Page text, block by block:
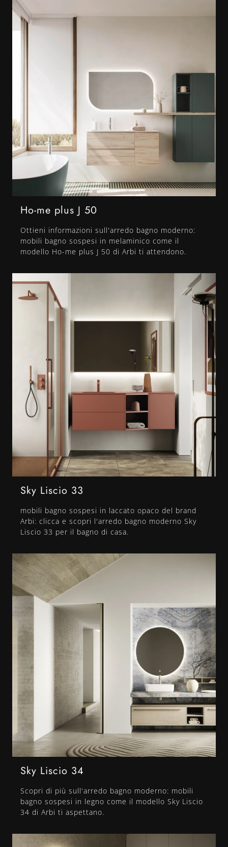
Ho-me plus J 50
Ottieni informazioni sull'arredo bagno moderno:
mobili bagno sospesi in melaminico come il
modello Ho-me plus J 50 di Arbi ti attendono.
Sky Liscio 33
mobili bagno sospesi in laccato opaco del brand
Arbi: clicca e scopri l'arredo bagno moderno Sky
Liscio 33 per il bagno di casa.
Sky Liscio 34
Scopri di più sull'arredo bagno moderno: mobili
bagno sospesi in legno come il modello Sky Liscio
34 di Arbi ti aspettano.